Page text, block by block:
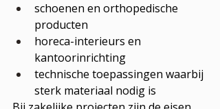
schoenen en orthopedische
producten
horeca-interieurs en
kantoorinrichting
technische toepassingen waarbij
sterk materiaal nodig is